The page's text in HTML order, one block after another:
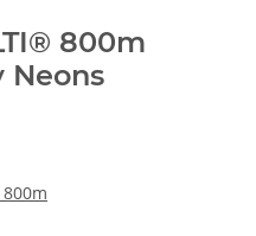
800m
Neons
800m